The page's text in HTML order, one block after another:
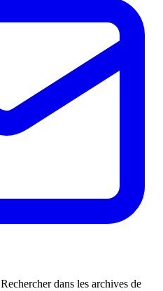
Rechercher dans les archives de